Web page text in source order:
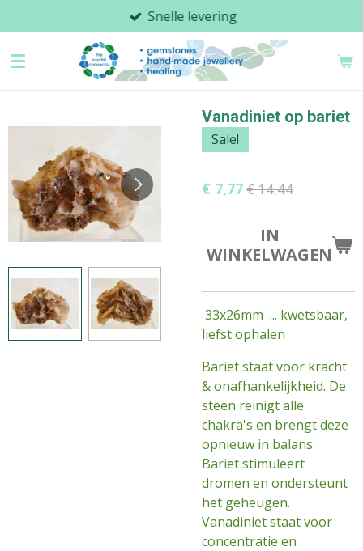
direct
naar
Snelle levering
Vanadiniet op bariet
Sale!
€ 7,77€ 14,44
IN
WINKELWAGEN
33x26mm ... kwetsbaar,
liefst ophalen
Bariet staat voor kracht
& onafhankelijkheid. De
steen reinigt alle
chakra's en brengt deze
opnieuw in balans.
Bariet stimuleert
dromen en ondersteunt
het geheugen.
Vanadiniet staat voor
concentratie en